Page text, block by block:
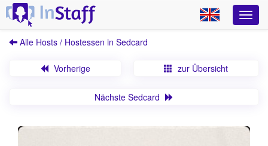
Alle Hosts / Hostessen in Sedcard
Vorherige zur Übersicht
Nächste Sedcard